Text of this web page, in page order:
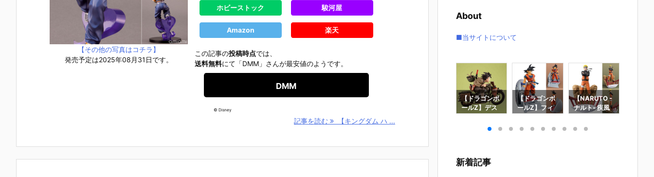
【その他の写真はコチラ】
発売予定は2025年08月31日です。
ホビーストック 駿河屋
Amazon 楽天
この記事の投稿時点では、
送料無料にて「DMM」さんが最安値のようです。
DMM
© Disney
記事を読む 【キングダム ハ ...
ブ
About
■当サイトについて
e］『うずま
ー・D・ルフ
矢（初期青銅
【プラグマ
タ】カプコン
ル『ヒュー＆
【ドラゴンボ
ールZ 05 孫
【サイボーグ
ュアーツZER
O『サイボー
国”ヨミ”編 よ
【聖闘士星
Zero Touche
Métallique
ガ』フィギュ
ールZ 孫悟空
【ドラゴンボ
ールZ】デス
ルマッコイEX
ガハウス】よ
【ドラゴンボ
ールZ】フィ
RO［START
【NARUTO -
ナルト- 疾風
アーツZERO
新着記事